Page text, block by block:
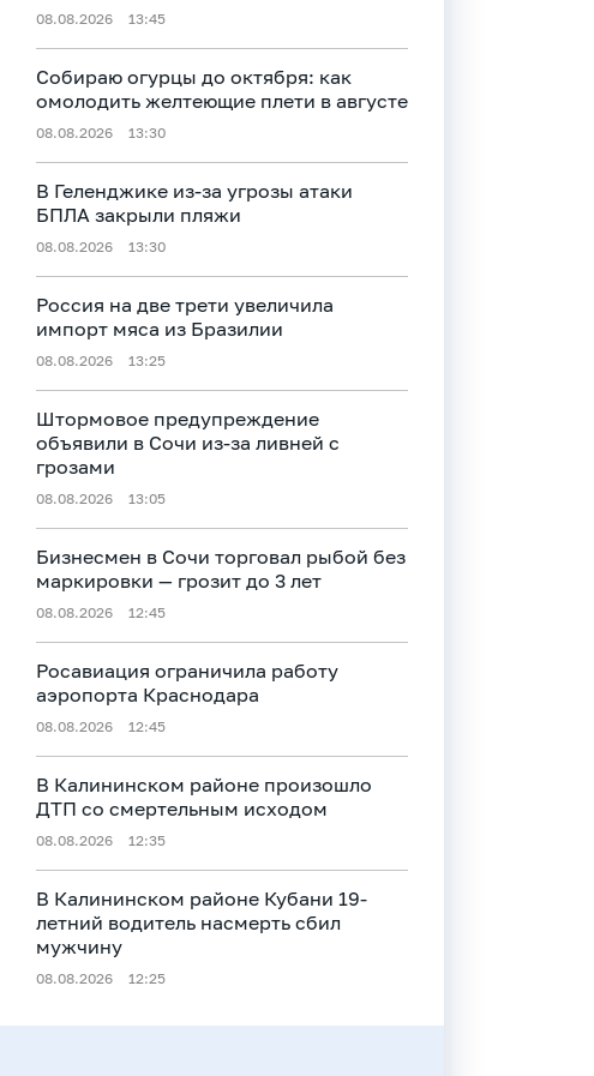
08.08.2026 13:45
Собираю огурцы до октября: как
омолодить желтеющие плети в августе
08.08.2026 13:30
В Геленджике из-за угрозы атаки
БПЛА закрыли пляжи
08.08.2026 13:30
Россия на две трети увеличила
импорт мяса из Бразилии
08.08.2026 13:25
Штормовое предупреждение
объявили в Сочи из-за ливней с
грозами
08.08.2026 13:05
Бизнесмен в Сочи торговал рыбой без
маркировки — грозит до 3 лет
08.08.2026 12:45
Росавиация ограничила работу
аэропорта Краснодара
08.08.2026 12:45
В Калининском районе произошло
ДТП со смертельным исходом
08.08.2026 12:35
В Калининском районе Кубани 19-
летний водитель насмерть сбил
мужчину
08.08.2026 12:25